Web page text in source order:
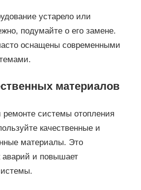
устарело или
подумайте о его замене.
оснащены современными
материалов
ремонте системы отопления
качественные и
материалы. Это
аварий и повышает